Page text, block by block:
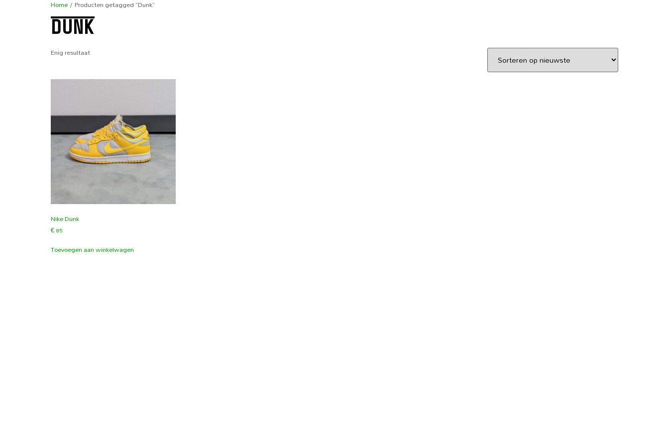
Home/ Producten getagged “Dunk”
DUNK
Enig resultaat
Nike Dunk
€85
Toevoegen aan winkelwagen